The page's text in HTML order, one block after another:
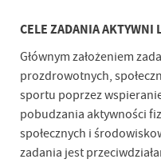
CELE ZADANIA AKTYWNI
Głównym założeniem
prozdrowotnych,
sportu poprzez
pobudzania aktywności
społecznych i
zadania jest